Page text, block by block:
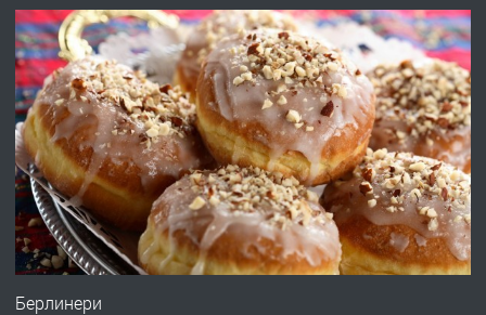
преди 1 година
ПРЕДЛАГА Работа за общи работници
преди 1 година
ПРЕДЛАГА
Първи поход "По стъпките на Ангел
Войвода"
Берлинери